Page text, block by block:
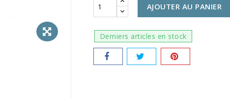
AJOUTER AU PANIER
Derniers articles en stock